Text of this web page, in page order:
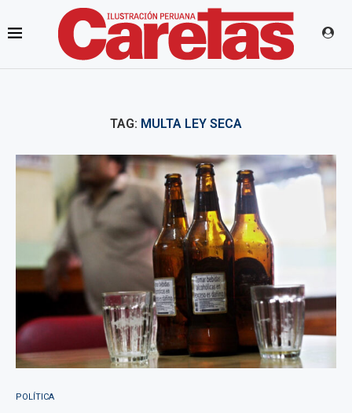
TAG: MULTA LEY SECA
POLÍTICA